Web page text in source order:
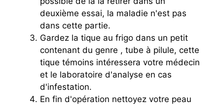
deuxième essai, la maladie n'est pas
dans cette partie.
Gardez la tique au frigo dans un petit
contenant du genre , tube à pilule, cette
tique témoins intéressera votre médecin
et le laboratoire d'analyse en cas
d'infestation.
En fin d'opération nettoyez votre peau